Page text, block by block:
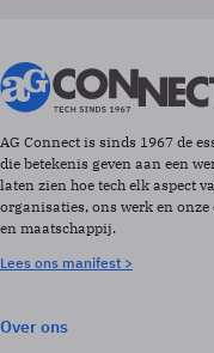
AG Connect is sinds 1967 de
die betekenis geven aan een
laten zien hoe tech elk aspect
organisaties, ons werk en
en maatschappij.
Lees ons manifest >
Over ons